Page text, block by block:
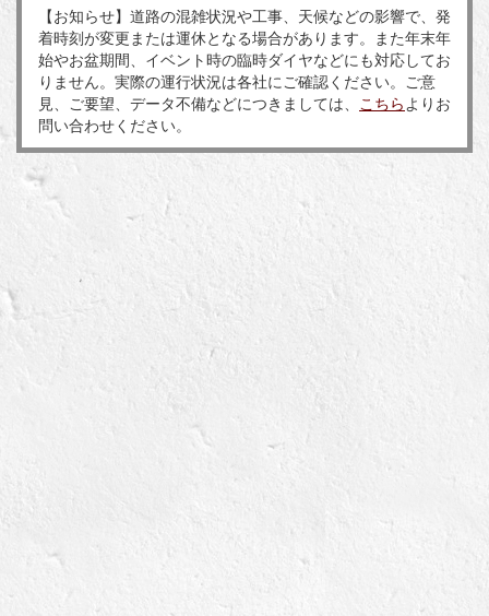
【お知らせ】道路の混雑状況や工事、天候などの影響で、発
着時刻が変更または運休となる場合があります。また年末年
始やお盆期間、イベント時の臨時ダイヤなどにも対応してお
りません。実際の運行状況は各社にご確認ください。ご意
見、ご要望、データ不備などにつきましては、 こちらよりお
問い合わせください。